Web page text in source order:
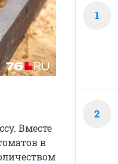
Вместе
в
1
2